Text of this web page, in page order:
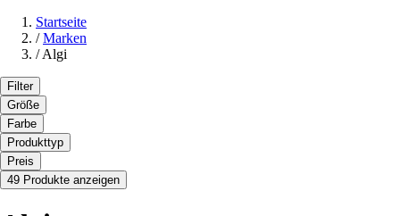
Startseite
/ Marken
/ Algi
Filter
Größe
Farbe
Produkttyp
Preis
49 Produkte anzeigen